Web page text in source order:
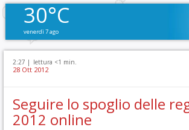
30°C
venerdì 7 ago
2:27 | lettura <1 min.
28 Ott 2012
Seguire lo spoglio delle
2012 online